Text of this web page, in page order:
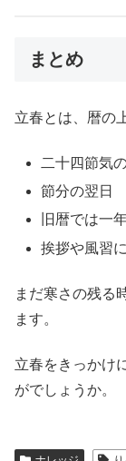
まとめ
立春とは、暦の
二十四節気
節分の翌日
旧暦では一
挨拶や風習
まだ寒さの残る
ます。
立春をきっかけ
がでしょうか。